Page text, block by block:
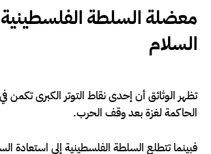
معضلة السلطة
السلام
تظهر الوثائق أن إحدى نقاط التوتر الكبرى تكمن
الحاكمة لغزة بعد وقف الحرب.
فبينما تتطلع السلطة الفلسطينية إلى استعادة